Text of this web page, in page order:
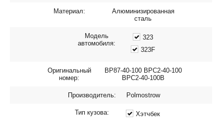
Материал:
Алюминизированная
сталь
Модель
автомобиля:
323
323F
Оригинальный
номер:
BP87-40-100 BPC2-40-100
BPC2-40-100B
Производитель: Polmostrow
Тип кузова: Хэтчбек